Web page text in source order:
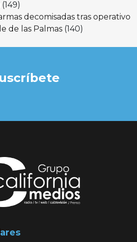
(149)
decomisadas tras operativo
de las Palmas (140)